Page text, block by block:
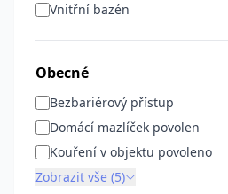
Vnitřní bazén
Obecné
Bezbariérový přístup
Domácí mazlíček povolen
Kouření v objektu povoleno
Zobrazit vše (5)